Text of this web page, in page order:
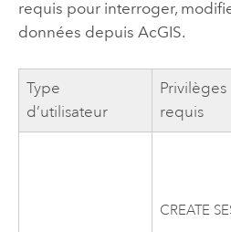
requis pour interroger,
données depuis AcGIS.
Type
d’utilisateur
Privilèges
requis
CREATE